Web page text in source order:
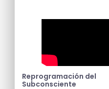
Reprogramación del
Subconsciente